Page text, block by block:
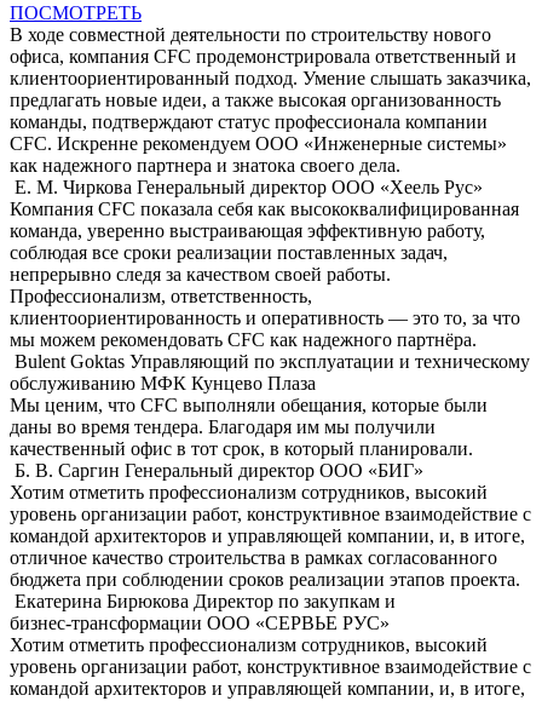
ПОСМОТРЕТЬ
В ходе совместной деятельности по строительству нового
офиса, компания CFC продемонстрировала ответственный и
клиентоориентированный подход. Умение слышать заказчика,
предлагать новые идеи, а также высокая организованность
команды, подтверждают статус профессионала компании
CFC. Искренне рекомендуем ООО «Инженерные системы»
как надежного партнера и знатока своего дела.
Е. М. Чиркова Генеральный директор ООО «Хеель Рус»
Компания CFC показала себя как высококвалифицированная
команда, уверенно выстраивающая эффективную работу,
соблюдая все сроки реализации поставленных задач,
непрерывно следя за качеством своей работы.
Профессионализм, ответственность,
клиентоориентированность и оперативность — это то, за что
мы можем рекомендовать CFC как надежного партнёра.
Bulent Goktas Управляющий по эксплуатации и техническому
обслуживанию МФК Кунцево Плаза
Мы ценим, что CFC выполняли обещания, которые были
даны во время тендера. Благодаря им мы получили
качественный офис в тот срок, в который планировали.
Б. В. Саргин Генеральный директор OOO «БИГ»
Хотим отметить профессионализм сотрудников, высокий
уровень организации работ, конструктивное взаимодействие с
командой архитекторов и управляющей компании, и, в итоге,
отличное качество строительства в рамках согласованного
бюджета при соблюдении сроков реализации этапов проекта.
Екатерина Бирюкова Директор по закупкам и
бизнес-трансформации ООО «СЕРВЬЕ РУС»
Хотим отметить профессионализм сотрудников, высокий
уровень организации работ, конструктивное взаимодействие с
командой архитекторов и управляющей компании, и, в итоге,